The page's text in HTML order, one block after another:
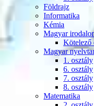
Földrajz
Informatika
Kémia
Magyar
Kötelező
Magyar
1. osztály
6. osztály
7. osztály
8. osztály
Matematika